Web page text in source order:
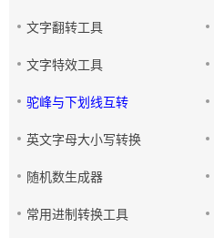
文字翻转工具
文字特效工具
驼峰与下划线互转
英文字母大小写转换
随机数生成器
常用进制转换工具